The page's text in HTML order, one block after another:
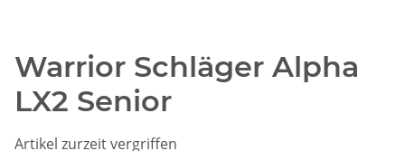
Warrior Schläger Alpha
LX2 Senior
Artikel zurzeit vergriffen